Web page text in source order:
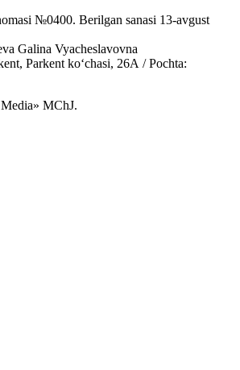
№0400. Berilgan sanasi 13-avgust
Galina Vyacheslavovna
Parkent ko‘chasi, 26А / Pochta:
MChJ.